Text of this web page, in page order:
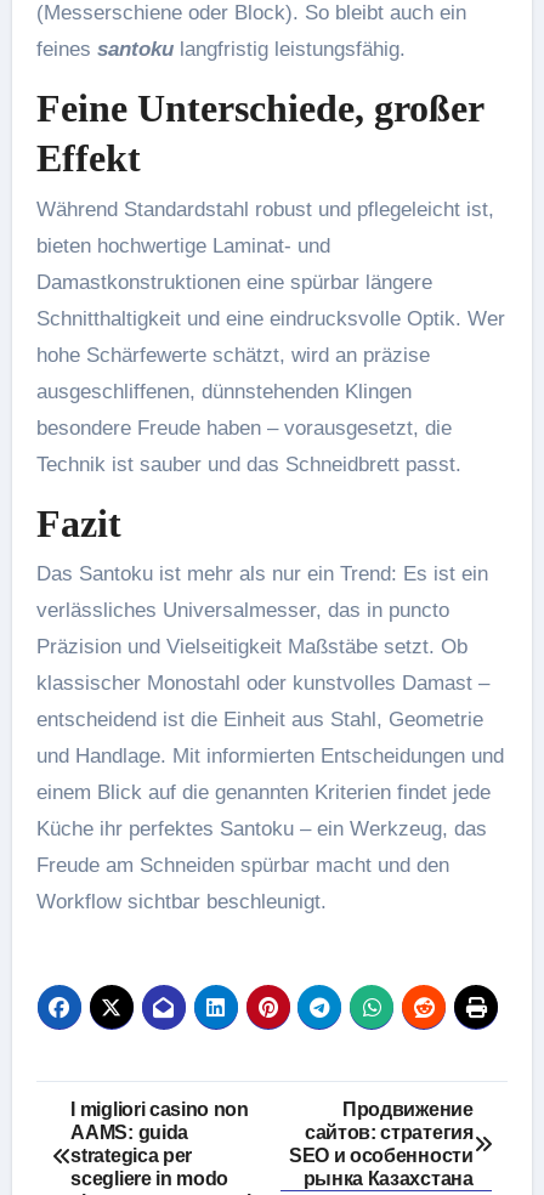
(Messerschiene oder Block). So bleibt auch ein
feines santokulangfristig leistungsfähig.
Feine Unterschiede, großer
Effekt
Während Standardstahl robust und pflegeleicht ist,
bieten hochwertige Laminat- und
Damastkonstruktionen eine spürbar längere
Schnitthaltigkeit und eine eindrucksvolle Optik. Wer
hohe Schärfewerte schätzt, wird an präzise
ausgeschliffenen, dünnstehenden Klingen
besondere Freude haben – vorausgesetzt, die
Technik ist sauber und das Schneidbrett passt.
Fazit
Das Santoku ist mehr als nur ein Trend: Es ist ein
verlässliches Universalmesser, das in puncto
Präzision und Vielseitigkeit Maßstäbe setzt. Ob
klassischer Monostahl oder kunstvolles Damast –
entscheidend ist die Einheit aus Stahl, Geometrie
und Handlage. Mit informierten Entscheidungen und
einem Blick auf die genannten Kriterien findet jede
Küche ihr perfektes Santoku – ein Werkzeug, das
Freude am Schneiden spürbar macht und den
Workflow sichtbar beschleunigt.
Post
navigation
I migliori casino non
AAMS: guida
strategica per
scegliere in modo
Продвижение
сайтов: стратегия
SEO и особенности
рынка Казахстана